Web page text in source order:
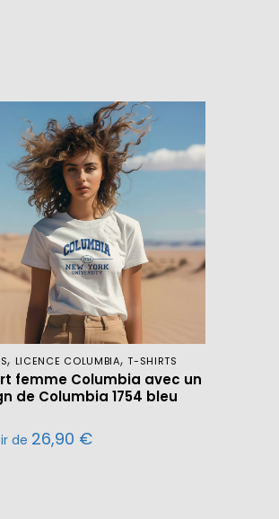
, LICENCE COLUMBIA,T-SHIRTS
femme Columbia avec un
de Columbia 1754 bleu
de 26,90 €